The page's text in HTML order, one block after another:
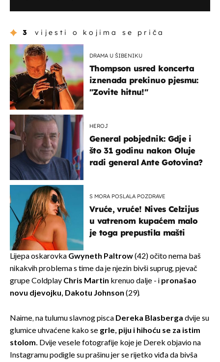
3 vijesti o kojima se priča
DRAMA U ŠIBENIKU
Thompson usred koncerta
iznenada prekinuo pjesmu:
"Zovite hitnu!"
HEROJ
General pobjednik: Gdje i
što 31 godinu nakon Oluje
radi general Ante Gotovina?
S MORA POSLALA POZDRAVE
Vruće, vruće! Nives Celzijus
u vatrenom kupaćem malo
je toga prepustila mašti
Lijepa oskarovka Gwyneth Paltrow(42) očito nema baš
nikakvih problema s time da je njezin bivši suprug, pjevač
grupe Coldplay Chris Martin krenuo dalje - i pronašao
novu djevojku, Dakotu Johnson (29).
Naime, na tulumu slavnog pisca Dereka Blasberga dvije su
glumice uhvaćene kako se grle, piju i hihoću se za istim
stolom. Dvije vesele fotografije koje je Derek objavio na
Instagramu podigle su prašinu jer se rijetko viđa da bivša